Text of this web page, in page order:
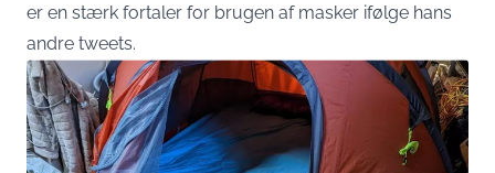
er en stærk fortaler for brugen af masker ifølge hans
andre tweets.